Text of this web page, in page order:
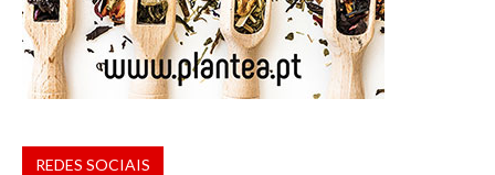
REDES SOCIAIS